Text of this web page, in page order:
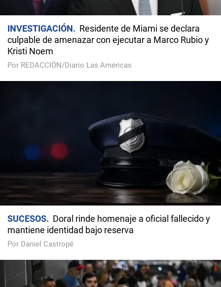
INVESTIGACIÓN
Residente de Miami se declara
culpable de amenazar con ejecutar a Marco Rubio y
Kristi Noem
Por REDACCIÓN/Diario Las Américas
SUCESOS
Doral rinde homenaje a oficial fallecido y
mantiene identidad bajo reserva
Por Daniel Castropé